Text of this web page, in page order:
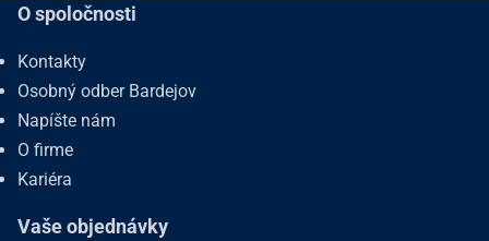
O spoločnosti
Kontakty
Osobný odber Bardejov
Napíšte nám
O firme
Kariéra
Vaše objednávky